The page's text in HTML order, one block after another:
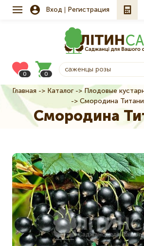
Вход Регистрация
0 0
Строка
навигации
Главная Каталог Плодовые
Смородина
Смородина